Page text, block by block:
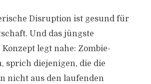
Disruption ist gesund für
Und das jüngste
legt nahe: Zombie-
sprich diejenigen, die die
nicht aus den laufenden